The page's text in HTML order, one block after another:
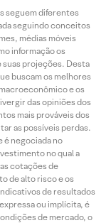
seguem diferentes
seguindo conceitos
médias móveis
informação os
suas projeções. Desta
buscam os melhores
e os
das opiniões dos
mais prováveis dos
as possíveis perdas.
é negociada no
no qual a
cotações de
de alto risco e os
de resultados
ou implícita, é
de mercado, o